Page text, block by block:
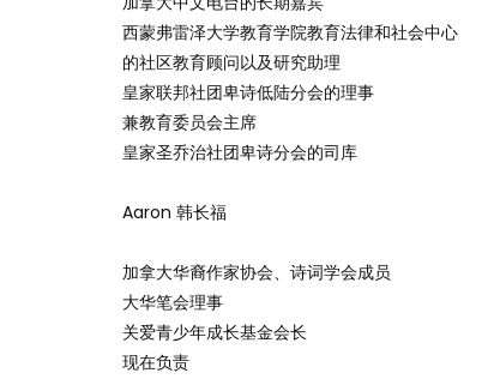
西蒙弗雷泽大学教育学院教育法律和社会中心
的社区教育顾问以及研究助理
皇家联邦社团卑诗低陆分会的理事
兼教育委员会主席
皇家圣乔治社团卑诗分会的司库
Aaron 韩长福
加拿大华裔作家协会、诗词学会成员
大华笔会理事
关爱青少年成长基金会长
现在负责